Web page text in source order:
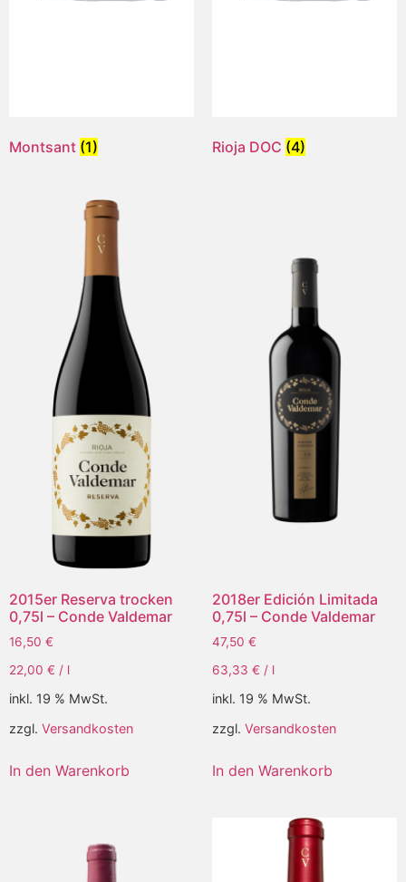
Montsant (1) Rioja DOC (4)
2015er Reserva trocken
0,75l – Conde Valdemar
16,50 €
22,00 € / l
inkl. 19 % MwSt.
zzgl. Versandkosten
In den Warenkorb
2018er Edición Limitada
0,75l – Conde Valdemar
47,50 €
63,33 € / l
inkl. 19 % MwSt.
zzgl. Versandkosten
In den Warenkorb